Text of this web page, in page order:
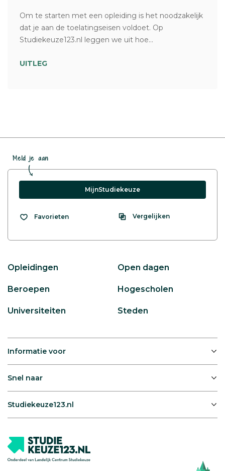
Om te starten met een opleiding is het noodzakelijk
dat je aan de toelatingseisen voldoet. Op
Studiekeuze123.nl leggen we uit hoe...
UITLEG
Meld je aan
MijnStudiekeuze
Favorieten Vergelijken
Opleidingen Open dagen
Beroepen Hogescholen
Universiteiten Steden
Informatie voor
Snel naar
Studiekeuze123.nl